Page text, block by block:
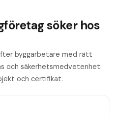
söker hos
byggarbetare med rätt
och säkerhetsmedvetenhet.
och certifikat.